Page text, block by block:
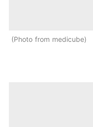
Photo from medicube